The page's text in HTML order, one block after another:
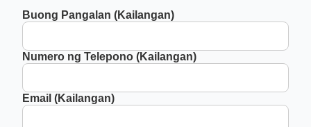
Buong Pangalan (Kailangan)
Numero ng Telepono (Kailangan)
Email (Kailangan)